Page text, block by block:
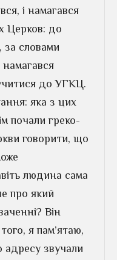
і намагався
Церков: до
словами
до УГКЦ.
яка з цих
почали греко-
говорити, що
людина сама
про який
Він
я пам’ятаю,
звучали